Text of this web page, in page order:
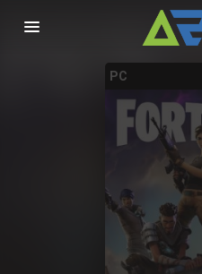
Nawigacja
PC